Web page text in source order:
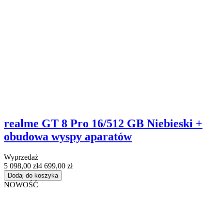
realme GT 8 Pro 16/512 GB Niebieski +
obudowa wyspy aparatów
Wyprzedaż
5 098,00 zł4 699,00 zł
Dodaj do koszyka
NOWOŚĆ